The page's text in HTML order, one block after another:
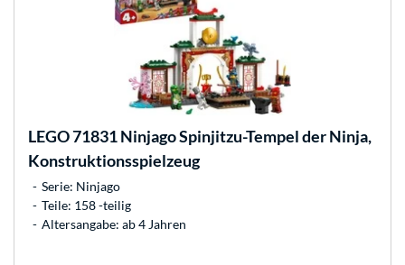
LEGO71831 Ninjago Spinjitzu-Tempel der Ninja,
Konstruktionsspielzeug
Serie: Ninjago
Teile: 158 -teilig
Altersangabe: ab 4 Jahren